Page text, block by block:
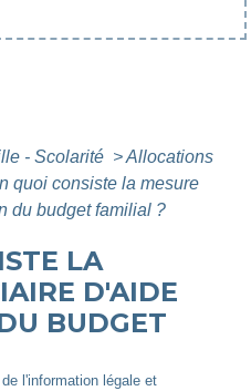
- Scolarité >Allocations
quoi consiste la mesure
du budget familial ?
LA
D'AIDE
BUDGET
l'information légale et